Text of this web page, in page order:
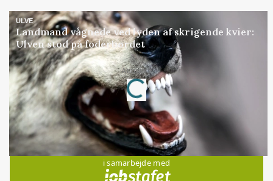
ULVE
Landmand vågnede ved lyden af skrigende kvier:
Ulven stod på foderbordet
Annonce
Loading...
Jobs
i samarbejde med